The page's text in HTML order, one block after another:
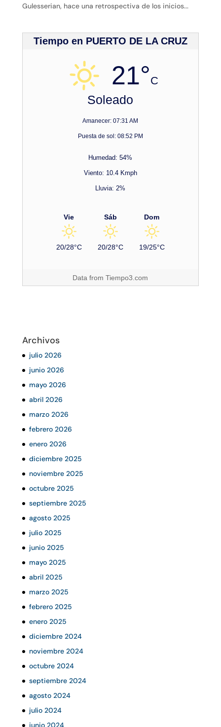
Gulesserian, hace una retrospectiva de los inicios...
Tiempo en PUERTO DE LA CRUZ
21°C
Soleado
Amanecer: 07:31 AM
Puesta de sol: 08:52 PM
Humedad: 54%
Viento: 10.4 Kmph
Lluvia: 2%
Vie
20/28°C
Sáb
20/28°C
Dom
19/25°C
Data fromTiempo3.com
Archivos
julio 2026
junio 2026
mayo 2026
abril 2026
marzo 2026
febrero 2026
enero 2026
diciembre 2025
noviembre 2025
octubre 2025
septiembre 2025
agosto 2025
julio 2025
junio 2025
mayo 2025
abril 2025
marzo 2025
febrero 2025
enero 2025
diciembre 2024
noviembre 2024
octubre 2024
septiembre 2024
agosto 2024
julio 2024
junio 2024